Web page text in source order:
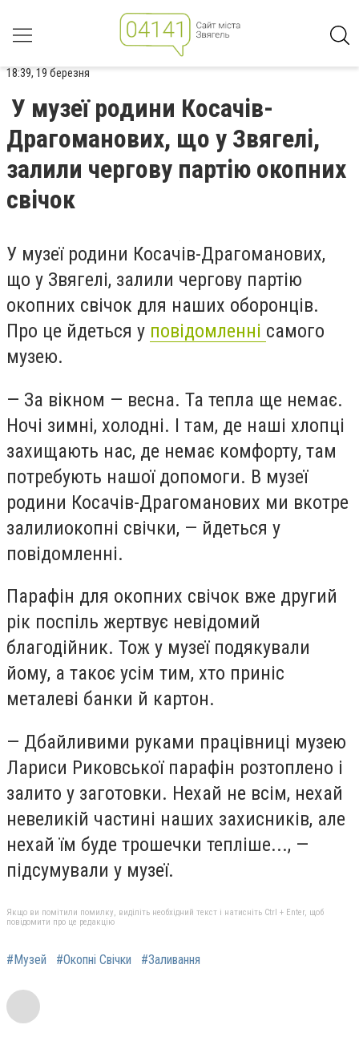
18:39, 19 березня
У музеї родини Косачів-
Драгоманових, що у Звягелі,
залили чергову партію окопних
свічок
У музеї родини Косачів-Драгоманових,
що у Звягелі, залили чергову партію
окопних свічок для наших оборонців.
Про це йдеться у повідомленні самого
музею.
— За вікном — весна. Та тепла ще немає.
Ночі зимні, холодні. І там, де наші хлопці
захищають нас, де немає комфорту, там
потребують нашої допомоги. В музеї
родини Косачів-Драгоманових ми вкотре
залилиокопні свічки, — йдеться у
повідомленні.
Парафін для окопних свічок вже другий
рік поспіль жертвує невідомий
благодійник. Тож у музеї подякували
йому, а такоє усім тим, хто приніс
металеві банки й картон.
— Дбайливими руками працівниці музею
Лариси Риковської парафін розтоплено і
залито у заготовки. Нехай не всім, нехай
невеликій частині наших захисників, але
нехай їм буде трошечки тепліше..., —
підсумували у музеї.
Якщо ви помітили помилку, виділіть необхідний текст і натисніть Ctrl + Enter, щоб
повідомити про це редакцію
#Музей #Окопні Свічки #Заливання